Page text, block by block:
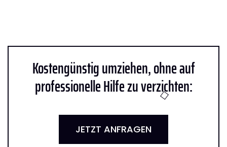
Kostengünstig umziehen, ohne auf
professionelle Hilfe zu verzichten:
JETZT ANFRAGEN